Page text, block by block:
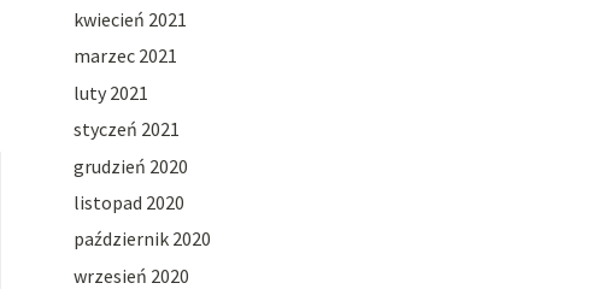
kwiecień 2021
marzec 2021
luty 2021
styczeń 2021
grudzień 2020
listopad 2020
październik 2020
wrzesień 2020